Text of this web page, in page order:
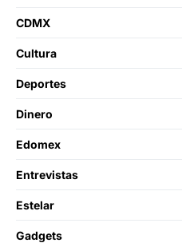
CDMX
Cultura
Deportes
Dinero
Edomex
Entrevistas
Estelar
Gadgets